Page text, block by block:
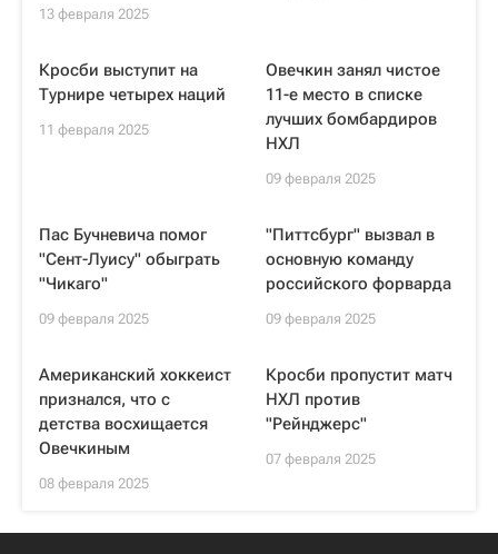
13 февраля 2025
Кросби выступит на
Турнире четырех наций
11 февраля 2025
Овечкин занял чистое
11-е место в списке
лучших бомбардиров
НХЛ
09 февраля 2025
Пас Бучневича помог
"Сент-Луису" обыграть
"Чикаго"
09 февраля 2025
"Питтсбург" вызвал в
основную команду
российского форварда
09 февраля 2025
Американский хоккеист
признался, что с
детства восхищается
Овечкиным
08 февраля 2025
Кросби пропустит матч
НХЛ против
"Рейнджерс"
07 февраля 2025